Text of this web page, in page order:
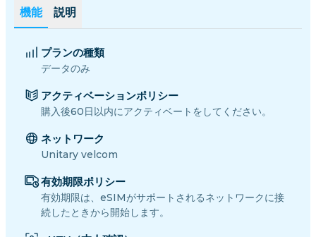
機能 説明
プランの種類
データのみ
アクティベーションポリシー
購入後60日以内にアクティベートをしてください。
ネットワーク
Unitary velcom
有効期限ポリシー
有効期限は、eSIMがサポートされるネットワークに接
続したときから開始します。